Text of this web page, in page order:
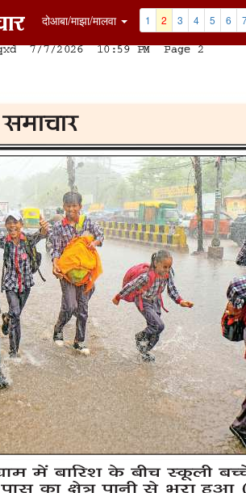
दोआबा/माझा/मालवा 1 2 3 4 5 6